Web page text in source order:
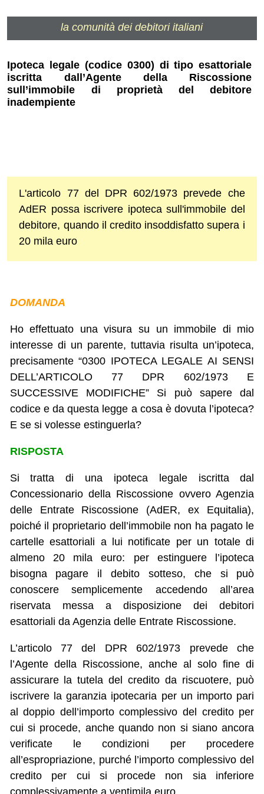
la comunità dei debitori italiani
Ipoteca legale (codice 0300) di tipo esattoriale
iscritta dall’Agente della Riscossione
sull’immobile di proprietà del debitore
inadempiente
L'articolo 77 del DPR 602/1973 prevede che
AdER possa iscrivere ipoteca sull'immobile del
debitore, quando il credito insoddisfatto supera i
20 mila euro
DOMANDA
Ho effettuato una visura su un immobile di mio
interesse di un parente, tuttavia risulta un’ipoteca,
precisamente “0300 IPOTECA LEGALE AI SENSI
DELL’ARTICOLO 77 DPR 602/1973 E
SUCCESSIVE MODIFICHE” Si può sapere dal
codice e da questa legge a cosa è dovuta l’ipoteca?
E se si volesse estinguerla?
RISPOSTA
Si tratta di una ipoteca legale iscritta dal
Concessionario della Riscossione ovvero Agenzia
delle Entrate Riscossione (AdER, ex Equitalia),
poiché il proprietario dell’immobile non ha pagato le
cartelle esattoriali a lui notificate per un totale di
almeno 20 mila euro: per estinguere l’ipoteca
bisogna pagare il debito sotteso, che si può
conoscere semplicemente accedendo all’area
riservata messa a disposizione dei debitori
esattoriali da Agenzia delle Entrate Riscossione.
L’articolo 77 del DPR 602/1973 prevede che
l’Agente della Riscossione, anche al solo fine di
assicurare la tutela del credito da riscuotere, può
iscrivere la garanzia ipotecaria per un importo pari
al doppio dell’importo complessivo del credito per
cui si procede, anche quando non si siano ancora
verificate le condizioni per procedere
all’espropriazione, purché l’importo complessivo del
credito per cui si procede non sia inferiore